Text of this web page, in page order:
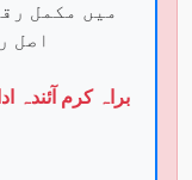
اصل
براہ کرم آئندہ